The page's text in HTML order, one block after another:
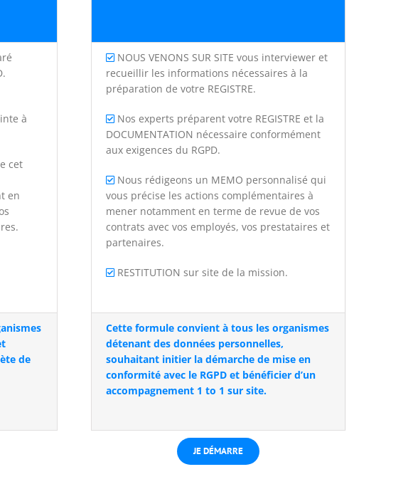
à
cet
en
de
NOUS VENONS SUR SITE vous interviewer et
recueillir les informations nécessaires à la
préparation de votre REGISTRE.
Nos experts préparent votre REGISTRE et la
DOCUMENTATION nécessaire conformément
aux exigences du RGPD.
Nous rédigeons un MEMO personnalisé qui
vous précise les actions complémentaires à
mener notamment en terme de revue de vos
contrats avec vos employés, vos prestataires et
partenaires.
RESTITUTION sur site de la mission.
Cette formule convient à tous les organismes
détenant des données personnelles,
souhaitant initier la démarche de mise en
conformité avec le RGPD et bénéficier d’un
accompagnement 1 to 1 sur site.
JE DÉMARRE